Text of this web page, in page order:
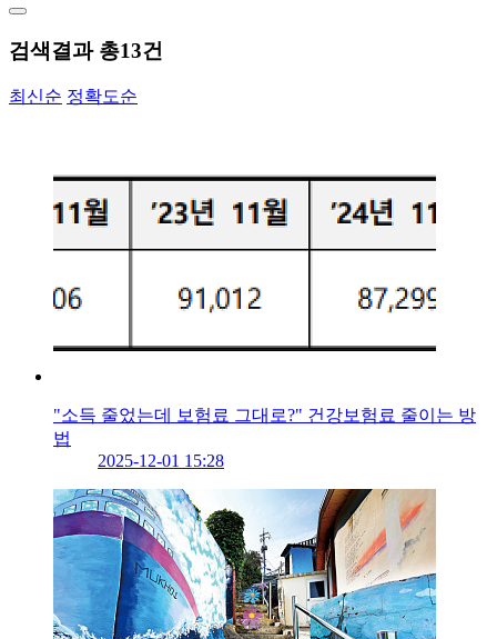
검색결과 총13건
최신순 정확도순
"소득 줄었는데 보험료 그대로?" 건강보험료 줄이는 방
법
2025-12-01 15:28